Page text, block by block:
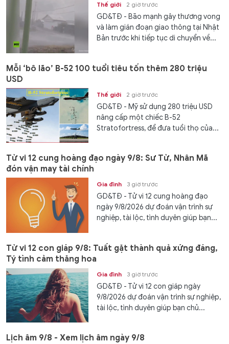
Thế giới 2 giờ trước
GD&TĐ - Bão mạnh gây thương vong
và làm gián đoạn giao thông tại Nhật
Bản trước khi tiếp tục di chuyển về...
Mỗi ‘bô lão’ B-52 100 tuổi tiêu tốn thêm 280 triệu
USD
Thế giới 2 giờ trước
GD&TĐ - Mỹ sử dụng 280 triệu USD
nâng cấp một chiếc B-52
Stratofortress, để đưa tuổi thọ của...
Tử vi 12 cung hoàng đạo ngày 9/8: Sư Tử, Nhân Mã
đón vận may tài chính
Gia đình 3 giờ trước
GD&TĐ - Tử vi 12 cung hoàng đạo
ngày 9/8/2026 dự đoán vận trình sự
nghiệp, tài lộc, tình duyên giúp bạn...
Tử vi 12 con giáp 9/8: Tuất gặt thành quả xứng đáng,
Tý tình cảm thăng hoa
Gia đình 3 giờ trước
GD&TĐ - Tử vi 12 con giáp ngày
9/8/2026 dự đoán vận trình sự nghiệp,
tài lộc, tình duyên giúp bạn chủ...
Lịch âm 9/8 - Xem lịch âm ngày 9/8